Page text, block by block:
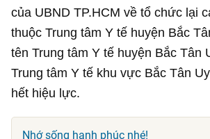
của UBND TP.HCM về tổ chức lại
thuộc Trung tâm Y tế huyện Bắc
tên Trung tâm Y tế huyện Bắc Tân
Trung tâm Y tế khu vực Bắc Tân
hết hiệu lực.
Nhớ sống hạnh phúc nhé!